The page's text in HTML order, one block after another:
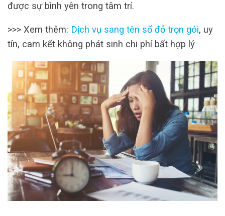
được sự bình yên trong tâm trí.
>>> Xem thêm: Dịch vụ sang tên sổ đỏ trọn gói, uy
tín, cam kết không phát sinh chi phí bất hợp lý